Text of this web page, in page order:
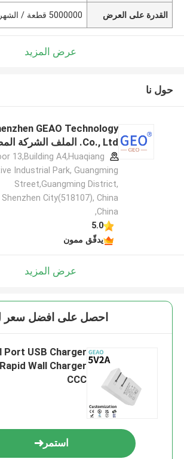
القدرة على العرض 5000000 قطعة / الشهر
عرض المزيد
حول نا
GEAO Technology
Co., Ltd. الملف الشركة المصنعة
13,Building A4,Huaqiang
Industrial Park, Guangming
Street,Guangming District,
Shenzhen City(518107), China
,China
5.0
يدقّق ممون
عرض المزيد
احصل على افضل سعر
Wall Charger
CCC
استمر